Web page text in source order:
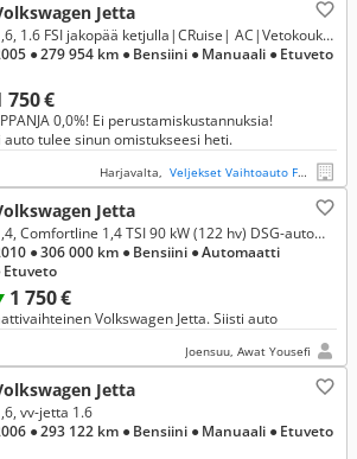
Jetta
750 €
1,6, 1.6 FSI jakopää ketjulla|CRuise| AC|Vetokoukku| Seuraava katsastus 12/2026| *RAHOITUS 0,0% korko & VAIHTO ONNISTUU*
● 279 954 km ● Bensiini ● Manuaali ● Etuveto
0,0%! Ei perustamiskustannuksia!
tulee sinun omistukseesi heti.
Harjavalta, Veljekset Vaihtoauto Fager Oy
Jetta
1 750 €
1,4, Comfortline 1,4 TSI 90 kW (122 hv) DSG-automaatti
● 306 000 km ● Bensiini ● Automaatti
Etuveto
Volkswagen Jetta. Siisti auto
Joensuu, Awat Yousefi
Jetta
vv-jetta 1.6
● 293 122 km ● Bensiini ● Manuaali ● Etuveto